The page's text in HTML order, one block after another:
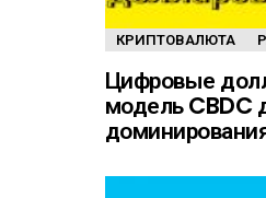
КРИПТОВАЛЮТА
Цифровые
модель CBDC